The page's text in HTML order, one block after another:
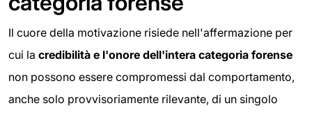
Il cuore della motivazione risiede nell'affermazione per
cui la credibilità e l'onore dell'intera categoria forense
non possono essere compromessi dal comportamento,
anche solo provvisoriamente rilevante, di un singolo